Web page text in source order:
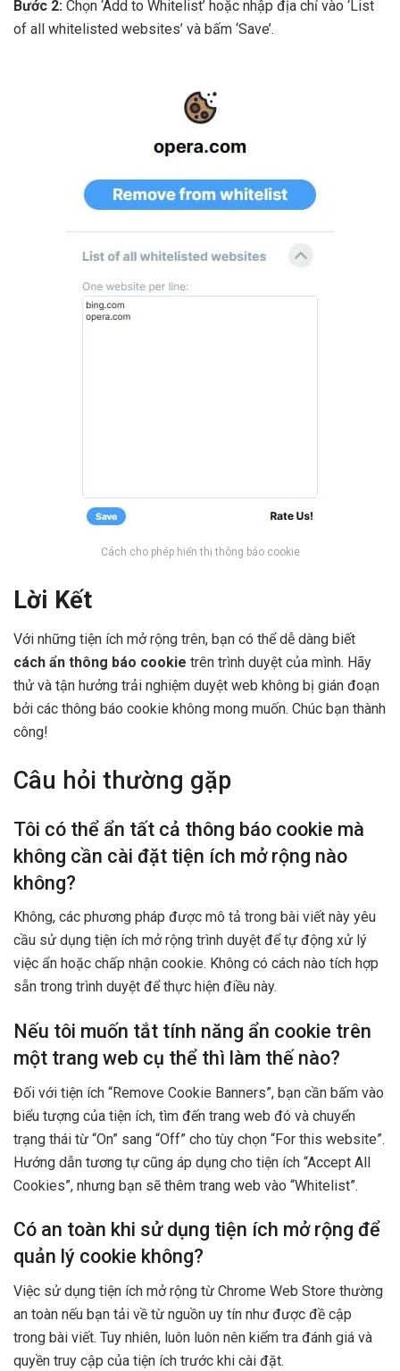
Bước 2: Chọn ‘Add to Whitelist’ hoặc nhập địa chỉ vào ‘List
of all whitelisted websites’ và bấm ‘Save’.
Cách cho phép hiển thị thông báo cookie
Lời Kết
Với những tiện ích mở rộng trên, bạn có thể dễ dàng biết
cách ẩn thông báo cookie trên trình duyệt của mình. Hãy
thử và tận hưởng trải nghiệm duyệt web không bị gián đoạn
bởi các thông báo cookie không mong muốn. Chúc bạn thành
công!
Câu hỏi thường gặp
Tôi có thể ẩn tất cả thông báo cookie mà
không cần cài đặt tiện ích mở rộng nào
không?
Không, các phương pháp được mô tả trong bài viết này yêu
cầu sử dụng tiện ích mở rộng trình duyệt để tự động xử lý
việc ẩn hoặc chấp nhận cookie. Không có cách nào tích hợp
sẵn trong trình duyệt để thực hiện điều này.
Nếu tôi muốn tắt tính năng ẩn cookie trên
một trang web cụ thể thì làm thế nào?
Đối với tiện ích “Remove Cookie Banners”, bạn cần bấm vào
biểu tượng của tiện ích, tìm đến trang web đó và chuyển
trạng thái từ “On” sang “Off” cho tùy chọn “For this website”.
Hướng dẫn tương tự cũng áp dụng cho tiện ích “Accept All
Cookies”, nhưng bạn sẽ thêm trang web vào “Whitelist”.
Có an toàn khi sử dụng tiện ích mở rộng để
quản lý cookie không?
Việc sử dụng tiện ích mở rộng từ Chrome Web Store thường
an toàn nếu bạn tải về từ nguồn uy tín như được đề cập
trong bài viết. Tuy nhiên, luôn luôn nên kiểm tra đánh giá và
quyền truy cập của tiện ích trước khi cài đặt.